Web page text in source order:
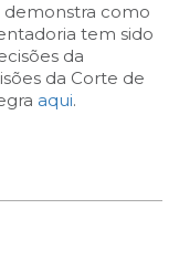
demonstra como
tem sido
da
da Corte de
aqui.